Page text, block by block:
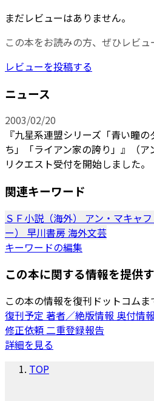
まだレビューはありません。
この本をお読みの方、ぜひレビュ
レビューを投稿する
ニュース
2003/02/20
『九星系連盟シリーズ「青い瞳
ち」「ライアン家の誇り」』（
リクエスト受付を開始しました。
関連キーワード
ＳＦ小説（海外） アン・マキャ
ー） 早川書房海外文芸
キーワードの編集
この本に関する情報を提供
この本の情報を復刊ドットコム
復刊予定 著者／絶版情報 奥付情報
修正依頼二重登録報告
詳細を見る
TOP